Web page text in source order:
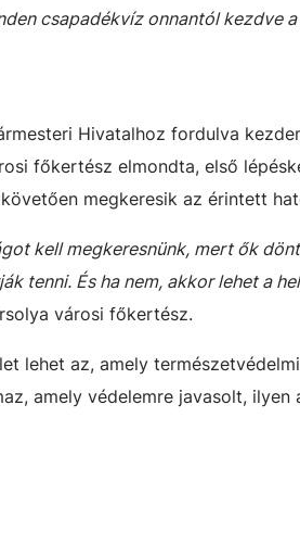
csapadékvíz onnantól kezdve
Hivatalhoz fordulva
főkertész elmondta, első
megkeresik az érintett
kell megkeresnünk, mert ők
tenni. És ha nem, akkor lehet a
városi főkertész.
lehet az, amely
amely védelemre javasolt, ilyen